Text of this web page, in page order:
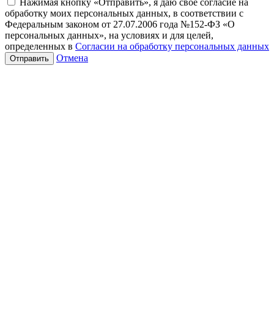
обработку моих персональных данных, в соответствии с
Федеральным законом от 27.07.2006 года №152-ФЗ «О
персональных данных», на условиях и для целей,
определенных в Согласии на обработку персональных данных
Отмена